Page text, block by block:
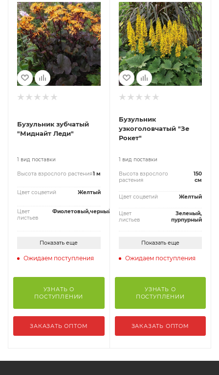
Бузульник зубчатый
"Миднайт Леди"
1 вид поставки
Высота взрослого растения1 м
Цвет соцветий Желтый
Цвет
листьев
Фиолетовый,черный
Показать еще
Ожидаем поступления
УЗНАТЬ О
ПОСТУПЛЕНИИ
ЗАКАЗАТЬ ОПТОМ
Бузульник
узкоголовчатый "Зе
Рокет"
1 вид поставки
Высота взрослого
растения
150
см
Цвет соцветий Желтый
Цвет
листьев
Зеленый,
пурпурный
Показать еще
Ожидаем поступления
УЗНАТЬ О
ПОСТУПЛЕНИИ
ЗАКАЗАТЬ ОПТОМ